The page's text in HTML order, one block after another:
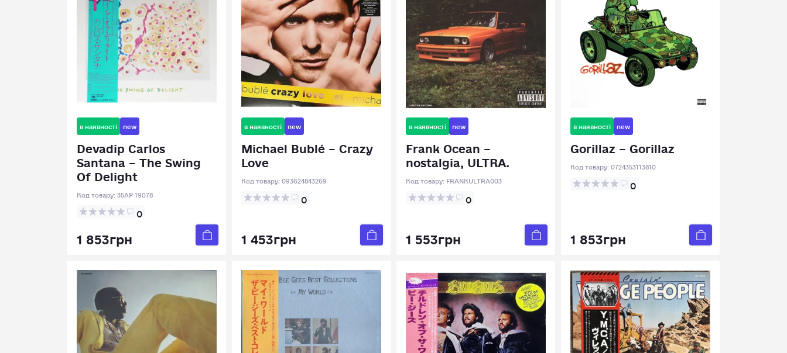
в наявності new
Devadip Carlos
Santana – The Swing
Of Delight
Код товару:35AP 19078
0
1 853грн
в наявності new
Michael Bublé – Crazy
Love
Код товару:093624843269
0
1 453грн
в наявності new
Frank Ocean –
nostalgia, ULTRA.
Код товару: FRANKULTRA003
0
1 553грн
в наявності new
Gorillaz – Gorillaz
Код товару:0724353113810
0
1 853грн